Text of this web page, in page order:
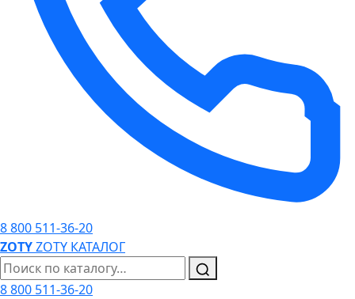
8 800 511-36-20
ZOTYZOTY КАТАЛОГ
8 800 511-36-20